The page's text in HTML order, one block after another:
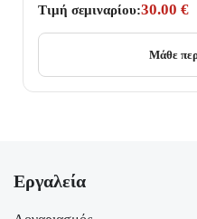
Τιμή σεμιναρίου:30.00 €
Μάθε
Εργαλεία